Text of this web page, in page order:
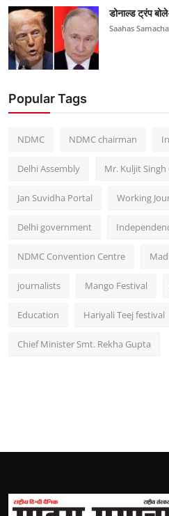
डोनाल्ड ट्रंप
Saahas
Popular Tags
NDMC NDMC chairman
Delhi Assembly Mr. Kuljit Singh
Jan Suvidha Portal Working
Delhi government
NDMC Convention Centre
journalists Mango Festival
Education Hariyali Teej festival
Chief Minister Smt. Rekha Gupta